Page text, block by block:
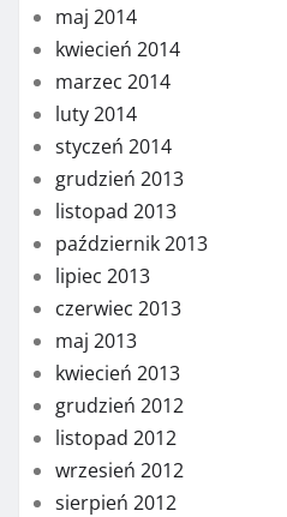
maj 2014
kwiecień 2014
marzec 2014
luty 2014
styczeń 2014
grudzień 2013
listopad 2013
październik 2013
lipiec 2013
czerwiec 2013
maj 2013
kwiecień 2013
grudzień 2012
listopad 2012
wrzesień 2012
sierpień 2012